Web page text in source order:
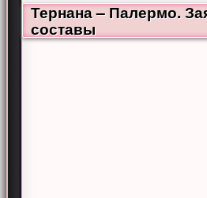
Тернана – Палермо.
составы